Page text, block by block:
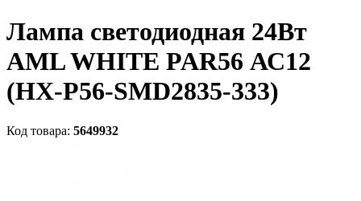
Лампа светодиодная 24Вт
AML WHITE PAR56 АС12
(HX-P56-SMD2835-333)
Код товара: 5649932